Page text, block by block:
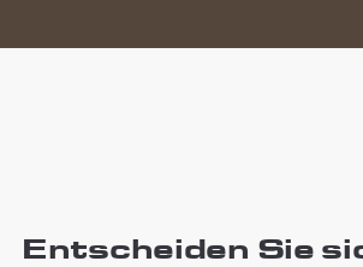
Entscheiden Sie